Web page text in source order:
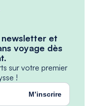
et
voyage dès
sur votre premier
!
M’inscrire